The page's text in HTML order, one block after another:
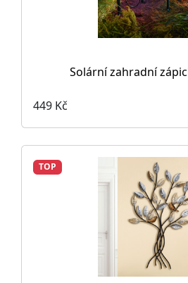
Solární zahradní
449 Kč
TOP